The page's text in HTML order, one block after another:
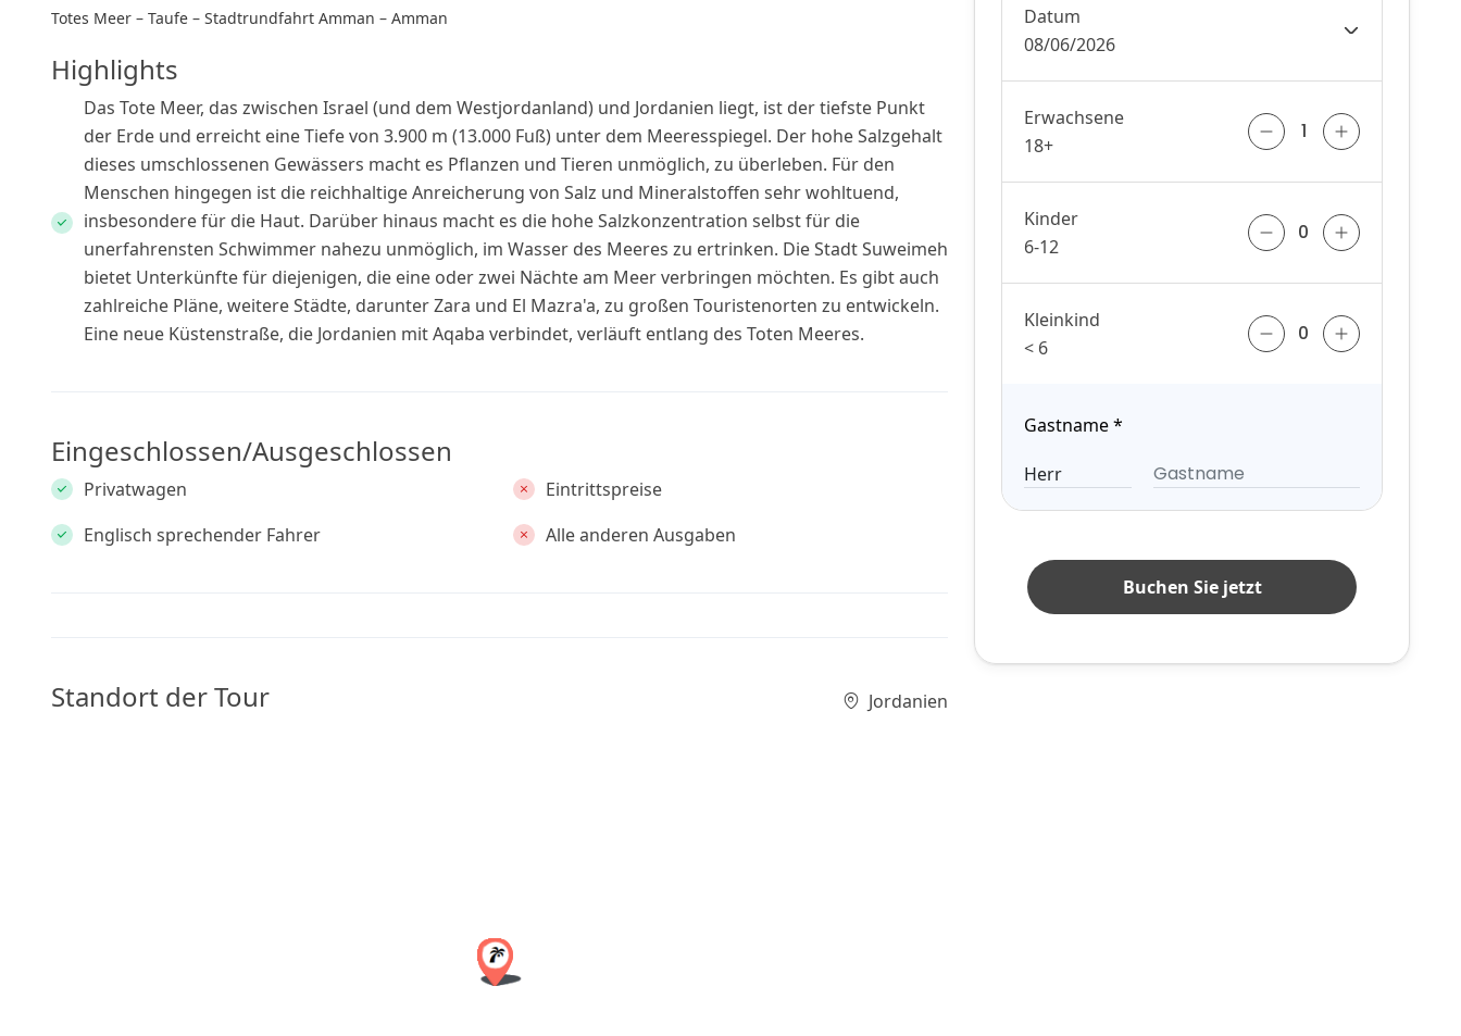
Totes Meer – Taufe – Stadtrundfahrt Amman – Amman
Highlights
Das Tote Meer, das zwischen Israel (und dem Westjordanland) und Jordanien liegt, ist der tiefste Punkt
der Erde und erreicht eine Tiefe von 3.900 m (13.000 Fuß) unter dem Meeresspiegel. Der hohe Salzgehalt
dieses umschlossenen Gewässers macht es Pflanzen und Tieren unmöglich, zu überleben. Für den
Menschen hingegen ist die reichhaltige Anreicherung von Salz und Mineralstoffen sehr wohltuend,
insbesondere für die Haut. Darüber hinaus macht es die hohe Salzkonzentration selbst für die
unerfahrensten Schwimmer nahezu unmöglich, im Wasser des Meeres zu ertrinken. Die Stadt Suweimeh
bietet Unterkünfte für diejenigen, die eine oder zwei Nächte am Meer verbringen möchten. Es gibt auch
zahlreiche Pläne, weitere Städte, darunter Zara und El Mazra'a, zu großen Touristenorten zu entwickeln.
Eine neue Küstenstraße, die Jordanien mit Aqaba verbindet, verläuft entlang des Toten Meeres.
Eingeschlossen/Ausgeschlossen
Privatwagen
Englisch sprechender Fahrer
Eintrittspreise
Alle anderen Ausgaben
Standort der Tour Jordanien
Datum
08/06/2026
Erwachsene
18+
Kinder
6-12
Kleinkind
< 6
Gastname*
Buchen Sie jetzt